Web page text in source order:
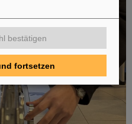
bestätigen
fortsetzen